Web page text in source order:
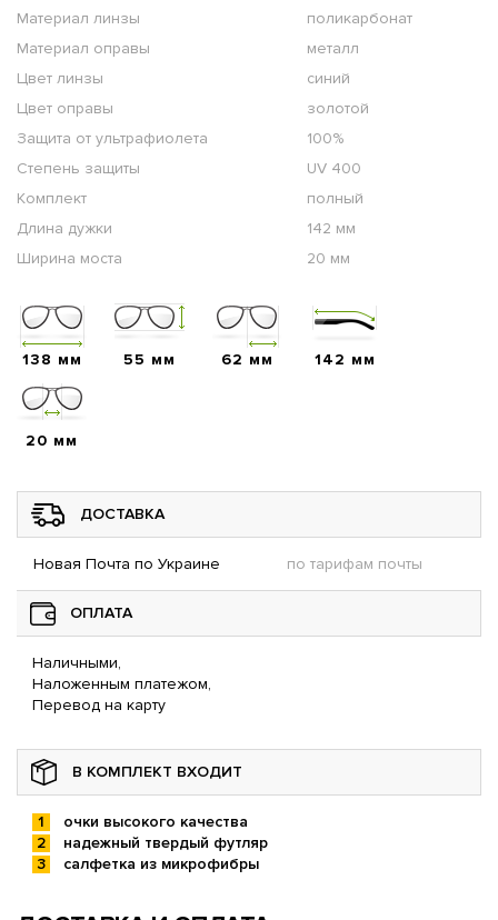
Материал линзы
поликарбонат
Материал оправы
металл
Цвет линзы
синий
Цвет оправы
золотой
Защита от ультрафиолета
100%
Степень защиты
UV 400
Комплект
полный
Длина дужки
142 мм
Ширина моста
20 мм
138 мм 55 мм 62 мм 142 мм
20 мм
ДОСТАВКА
Новая Почта по Украине по тарифам почты
ОПЛАТА
Наличными,
Наложенным платежом,
Перевод на карту
В КОМПЛЕКТ ВХОДИТ
очки высокого качества
надежный твердый футляр
салфетка из микрофибры